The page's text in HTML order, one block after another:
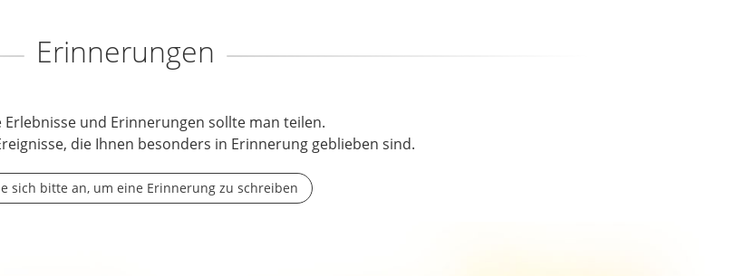
Erinnerungen
Erlebnisse und Erinnerungen sollte man teilen.
die Ihnen besonders in Erinnerung geblieben sind.
sich bitte an, um eine Erinnerung zu schreiben